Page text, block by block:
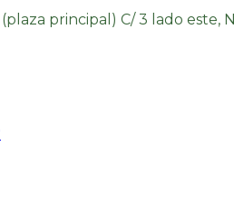
principal) C/ 3 lado este,